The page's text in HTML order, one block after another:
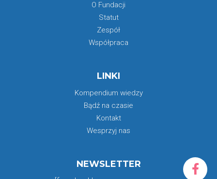
O Fundacji
Statut
Zespół
Współpraca
LINKI
Kompendium wiedzy
Bądź na czasie
Kontakt
Wesprzyj nas
NEWSLETTER